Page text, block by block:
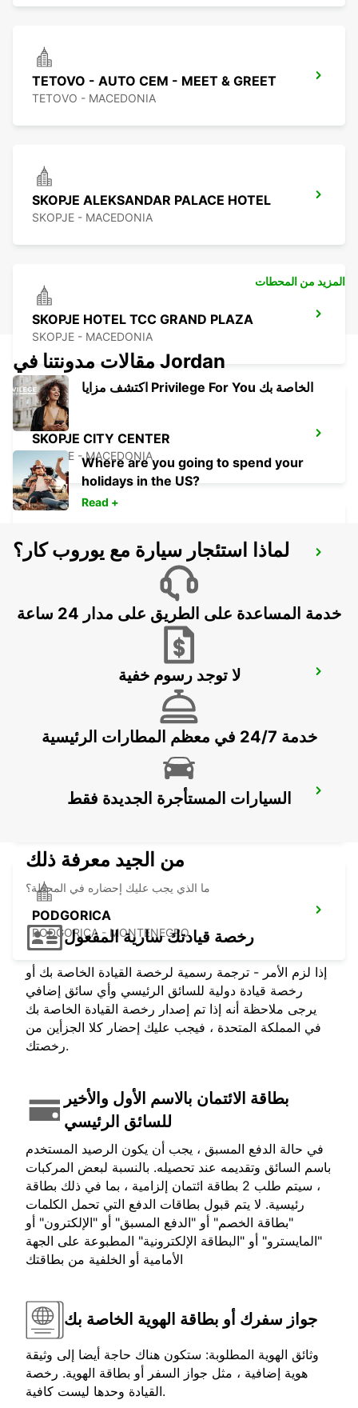
TETOVO - AUTO CEM - MEET & GREET
TETOVO - MACEDONIA
SKOPJE ALEKSANDAR PALACE HOTEL
SKOPJE - MACEDONIA
SKOPJE HOTEL TCC GRAND PLAZA
SKOPJE - MACEDONIA
SKOPJE CITY CENTER
SKOPJE - MACEDONIA
SKOPJE INTERNATIONAL AIRPORT
PODGORICA AIRPORT
PODGORICA
PODGORICA - MONTENEGRO
المزيد من المحطات
مقالات مدونتنا في Jordan
اكتشف مزايا Privilege For You الخاصة بك
Where are you going to spend your
holidays in the US?
Read +
لماذا استئجار سيارة مع يوروب كار؟
خدمة المساعدة على الطريق على مدار 24 ساعة
لا توجد رسوم خفية
خدمة 24/7 في معظم المطارات الرئيسية
السيارات المستأجرة الجديدة فقط
من الجيد معرفة ذلك
ما الذي يجب عليك إحضاره في المحطة؟
رخصة قيادتك سارية المفعول
إذا لزم الأمر - ترجمة رسمية لرخصة القيادة الخاصة بك أو
رخصة قيادة دولية للسائق الرئيسي وأي سائق إضافي
يرجى ملاحظة أنه إذا تم إصدار رخصة القيادة الخاصة بك
في المملكة المتحدة ، فيجب عليك إحضار كلا الجزأين من
رخصتك.
بطاقة الائتمان بالاسم الأول والأخير
للسائق الرئيسي
في حالة الدفع المسبق ، يجب أن يكون الرصيد المستخدم
باسم السائق وتقديمه عند تحصيله. بالنسبة لبعض المركبات
، سيتم طلب 2 بطاقة ائتمان إلزامية ، بما في ذلك بطاقة
رئيسية. لا يتم قبول بطاقات الدفع التي تحمل الكلمات
"بطاقة الخصم" أو "الدفع المسبق" أو "الإلكترون" أو
"المايسترو" أو "البطاقة الإلكترونية" المطبوعة على الجهة
الأمامية أو الخلفية من بطاقتك
جواز سفرك أو بطاقة الهوية الخاصة بك
وثائق الهوية المطلوبة: ستكون هناك حاجة أيضا إلى وثيقة
هوية إضافية ، مثل جواز السفر أو بطاقة الهوية. رخصة
القيادة وحدها ليست كافية.